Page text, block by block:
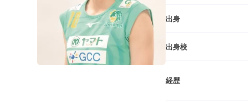
出身
出身校
経歴